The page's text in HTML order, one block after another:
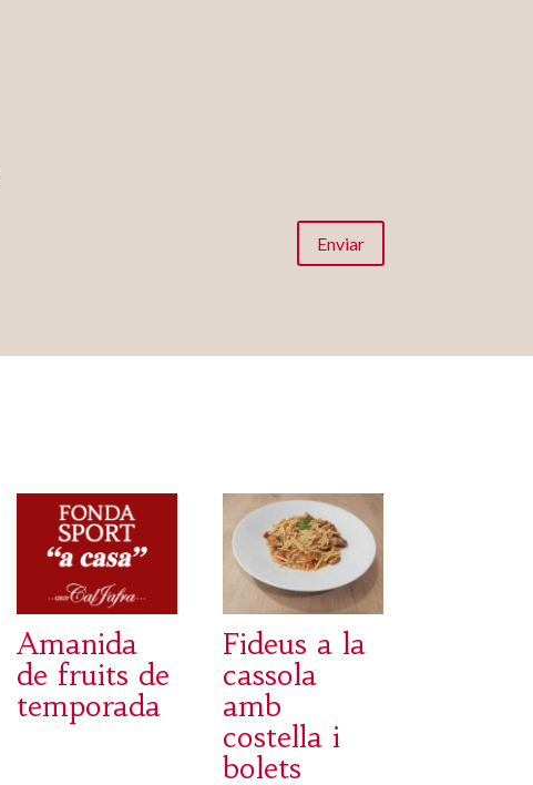
Enviar
Amanida
de fruits de
temporada
Fideus a la
cassola
amb
costella i
bolets